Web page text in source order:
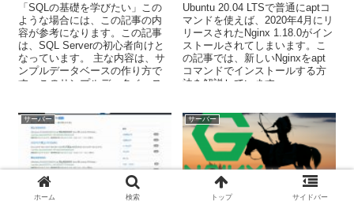
「SQLの基礎を学びたい」この
ような場合には、この記事の内
容が参考になります。この記事
は、SQL Serverの初心者向けと
なっています。 主な内容は、サ
ンプルデータベースの作り方で
す。このサンプルデータベース
Ubuntu 20.04 LTSで普通にaptコ
マンドを使えば、2020年4月にリ
リースされたNginx 1.18.0がイン
ストールされてしまいます。こ
の記事では、新しいNginxをapt
コマンドでインストールする方
法を解説しています。
サーバー サーバー
ホーム 検索 トップ サイドバー